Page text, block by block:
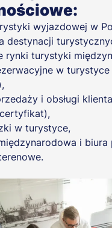
wyjazdowej w
destynacji
rynki turystyki
w turystyce
i obsługi
w turystyce,
i biura